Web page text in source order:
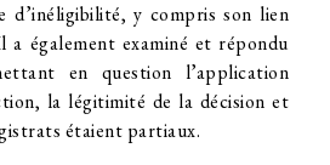
d’inéligibilité, y compris son lien
également examiné et répondu
en question l’application
la légitimité de la décision et
étaient partiaux.